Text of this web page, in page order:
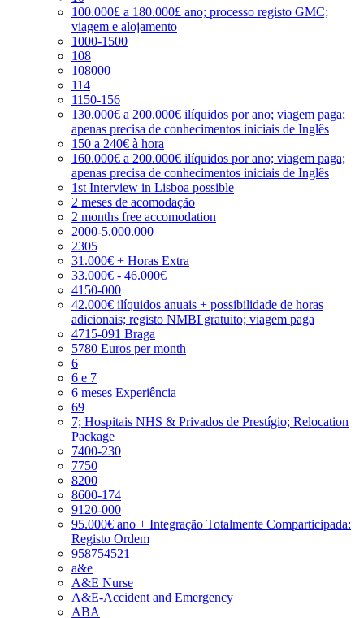
100.000£ a 180.000£ ano; processo registo GMC;
viagem e alojamento
1000-1500
108
108000
114
1150-156
130.000€ a 200.000€ ilíquidos por ano; viagem paga;
apenas precisa de conhecimentos iniciais de Inglês
150 a 240€ à hora
160.000€ a 200.000€ ilíquidos por ano; viagem paga;
apenas precisa de conhecimentos iniciais de Inglês
1st Interview in Lisboa possible
2 meses de acomodação
2 months free accomodation
2000-5.000.000
2305
31.000€ + Horas Extra
33.000€ - 46.000€
4150-000
42.000€ ilíquidos anuais + possibilidade de horas
adicionais; registo NMBI gratuito; viagem paga
4715-091 Braga
5780 Euros per month
6
6 e 7
6 meses Experiência
69
7; Hospitais NHS & Privados de Prestígio; Relocation
Package
7400-230
7750
8200
8600-174
9120-000
95.000€ ano + Integração Totalmente Comparticipada:
Registo Ordem
958754521
a&e
A&E Nurse
A&E-Accident and Emergency
ABA